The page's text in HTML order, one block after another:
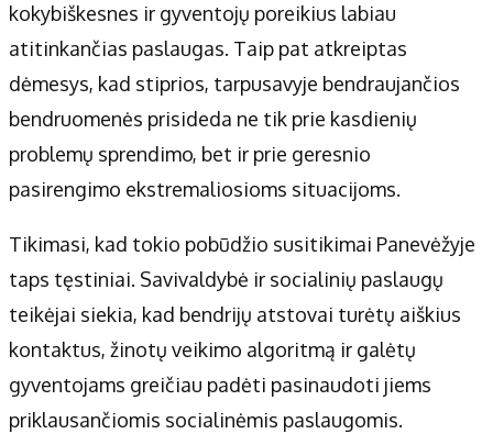
kokybiškesnes ir gyventojų poreikius labiau
atitinkančias paslaugas. Taip pat atkreiptas
dėmesys, kad stiprios, tarpusavyje bendraujančios
bendruomenės prisideda ne tik prie kasdienių
problemų sprendimo, bet ir prie geresnio
pasirengimo ekstremaliosioms situacijoms.
Tikimasi, kad tokio pobūdžio susitikimai Panevėžyje
taps tęstiniai. Savivaldybė ir socialinių paslaugų
teikėjai siekia, kad bendrijų atstovai turėtų aiškius
kontaktus, žinotų veikimo algoritmą ir galėtų
gyventojams greičiau padėti pasinaudoti jiems
priklausančiomis socialinėmis paslaugomis.